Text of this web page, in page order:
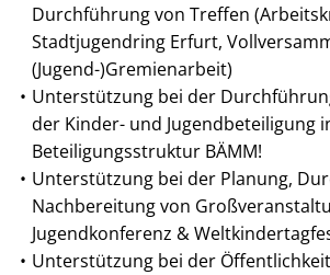
Durchführung von Treffen
Stadtjugendring Erfurt,
(Jugend-)Gremienarbeit)
Unterstützung bei der
der Kinder- und Jugendbeteiligung
Beteiligungsstruktur BÄMM!
Unterstützung bei der Planung,
Nachbereitung von
Jugendkonferenz &
Unterstützung bei der